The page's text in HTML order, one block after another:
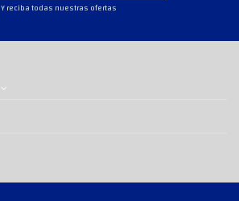
Y reciba todas nuestras ofertas